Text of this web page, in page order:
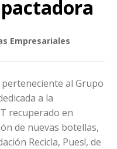
Empresariales
al Grupo
a la
recuperado en
de nuevas botellas,
Recicla, Pues!, de